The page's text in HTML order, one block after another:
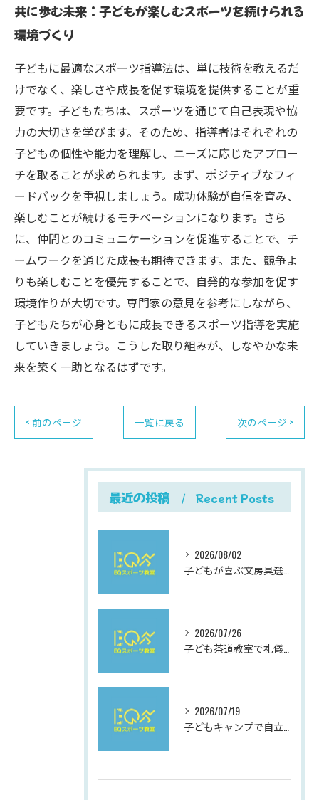
共に歩む未来：子どもが楽しむスポーツを続けられる
環境づくり
子どもに最適なスポーツ指導法は、単に技術を教えるだ
けでなく、楽しさや成長を促す環境を提供することが重
要です。子どもたちは、スポーツを通じて自己表現や協
力の大切さを学びます。そのため、指導者はそれぞれの
子どもの個性や能力を理解し、ニーズに応じたアプロー
チを取ることが求められます。まず、ポジティブなフィ
ードバックを重視しましょう。成功体験が自信を育み、
楽しむことが続けるモチベーションになります。さら
に、仲間とのコミュニケーションを促進することで、チ
ームワークを通じた成長も期待できます。また、競争よ
りも楽しむことを優先することで、自発的な参加を促す
環境作りが大切です。専門家の意見を参考にしながら、
子どもたちが心身ともに成長できるスポーツ指導を実施
していきましょう。こうした取り組みが、しなやかな未
来を築く一助となるはずです。
< 前のページ 一覧に戻る 次のページ >
最近の投稿 Recent Posts
2026/08/02
2026/07/26
2026/07/19